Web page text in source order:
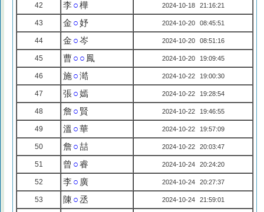
42 李○樺 2024-10-18 21:16:21
43 金 ○妤 2024-10-20 08:45:51
44 金 ○岑 2024-10-20 08:51:16
45 曹○○ 鳳 2024-10-20 19:09:45
46 施○澔 2024-10-22 19:00:30
47 張○嫣 2024-10-22 19:28:54
48 詹○ 賢 2024-10-22 19:46:55
49 溫 ○華 2024-10-22 19:57:09
50 詹○喆 2024-10-22 20:03:47
51 曾 ○睿 2024-10-24 20:24:20
52 李○ 廣 2024-10-24 20:27:37
53 陳 ○丞 2024-10-24 21:59:01